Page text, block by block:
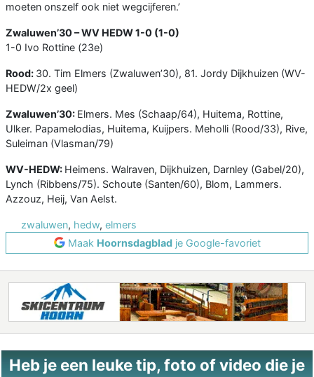
moeten onszelf ook niet wegcijferen.’
Zwaluwen’30 – WV HEDW 1-0 (1-0)
1-0 Ivo Rottine (23e)
Rood: 30. Tim Elmers (Zwaluwen’30), 81. Jordy Dijkhuizen (WV-
HEDW/2x geel)
Zwaluwen’30: Elmers. Mes (Schaap/64), Huitema, Rottine,
Ulker. Papamelodias, Huitema, Kuijpers. Meholli (Rood/33), Rive,
Suleiman (Vlasman/79)
WV-HEDW: Heimens. Walraven, Dijkhuizen, Darnley (Gabel/20),
Lynch (Ribbens/75). Schoute (Santen/60), Blom, Lammers.
Azzouz, Heij, Van Aelst.
zwaluwen, hedw, elmers
Maak Hoornsdagbladje Google-favoriet
Heb je een leuke tip, foto of video die je